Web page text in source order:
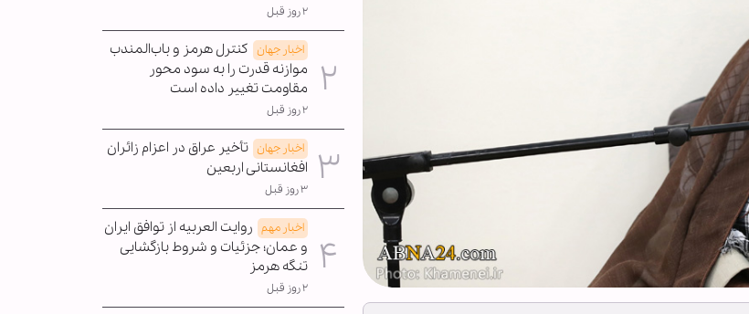
۲ روز قبل
اخبار جهان کنترل هرمز و باب‌المندب
موازنه قدرت را به سود محور
مقاومت تغییر داده است
۲ روز قبل
اخبار جهان تأخیر عراق در اعزام زائران
افغانستانی اربعین
۳ روز قبل
اخبار مهم روایت العربیه از توافق ایران
و عمان؛ جزئیات و شروط بازگشایی
تنگه هرمز
۲ روز قبل